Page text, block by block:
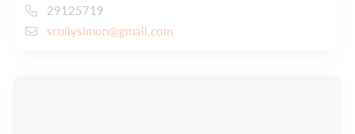
29125719
scullysimon@gmail.com